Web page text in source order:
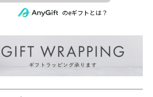
のeギフトとは？